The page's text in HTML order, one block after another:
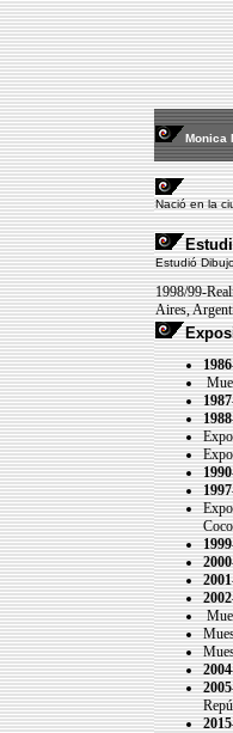
Monica
Nació en la
Estudió
1998/99-
Aires,
1986
1987
1988
1990
1997
1999
2000
2001
2004
2005